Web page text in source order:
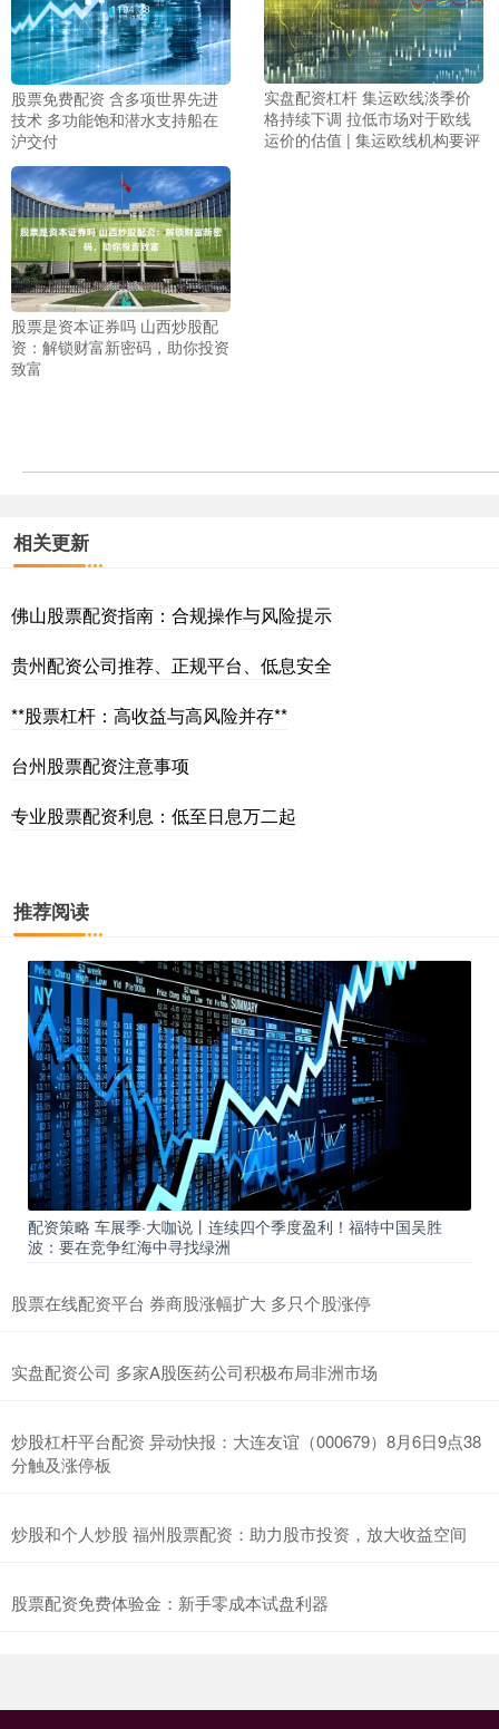
股票免费配资 含多项世界先进
技术 多功能饱和潜水支持船在
沪交付
实盘配资杠杆 集运欧线淡季价
格持续下调 拉低市场对于欧线
运价的估值 | 集运欧线机构要评
股票是资本证券吗 山西炒股配
资：解锁财富新密码，助你投资
致富
相关更新
佛山股票配资指南：合规操作与风险提示
贵州配资公司推荐、正规平台、低息安全
**股票杠杆：高收益与高风险并存**
台州股票配资注意事项
专业股票配资利息：低至日息万二起
推荐阅读
配资策略 车展季·大咖说丨连续四个季度盈利！福特中国吴胜
波：要在竞争红海中寻找绿洲
股票在线配资平台 券商股涨幅扩大 多只个股涨停
实盘配资公司 多家A股医药公司积极布局非洲市场
炒股杠杆平台配资 异动快报：大连友谊（000679）8月6日9点38
分触及涨停板
炒股和个人炒股 福州股票配资：助力股市投资，放大收益空间
股票配资免费体验金：新手零成本试盘利器